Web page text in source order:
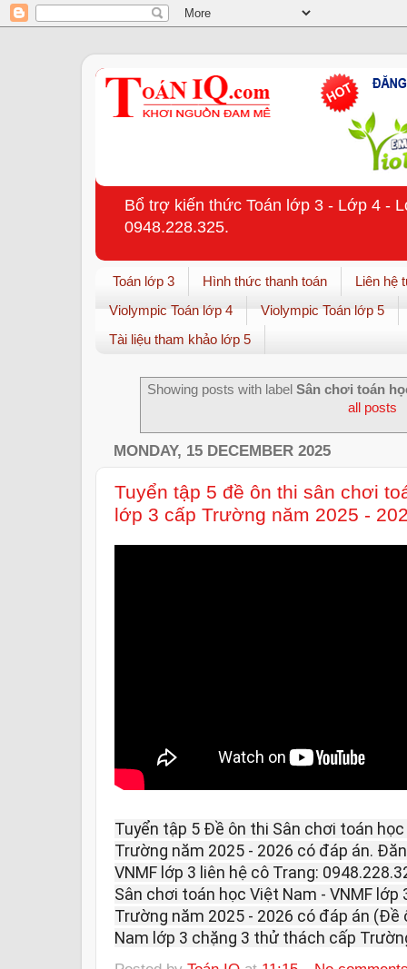
Bổ trợ kiến thức Toán lớp 3 - Lớp 4 -
0948.228.325.
Toán lớp 3 Hình thức thanh toán
Liên hệ
Violympic Toán lớp 4
Violympic Toán lớp 5
Tài liệu tham khảo lớp 5
Showing posts with label Sân chơi toán
all posts
MONDAY, 15 DECEMBER 2025
Tuyển tập 5 đề ôn thi sân chơi
lớp 3 cấp Trường năm 2025 -
Tuyển tập 5 Đề ôn thi Sân chơi toán
Trường năm 2025 - 2026 có đáp án.
VNMF lớp 3 liên hệ cô Trang:
Sân chơi toán học Việt Nam - VNMF
Trường năm 2025 - 2026 có đáp án
Nam lớp 3 chặng 3 thử thách cấp